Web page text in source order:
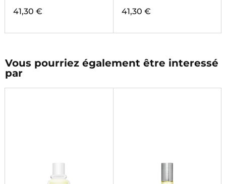
41,30 € 41,30 €
Vous pourriez également être interessé
par